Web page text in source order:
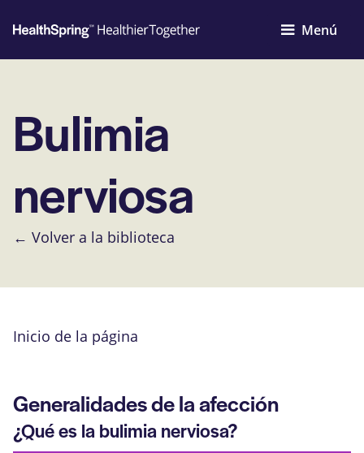
Menú
Bulimia
nerviosa
← Volver a la biblioteca
Inicio de la página
Generalidades de la afección
¿Qué es la bulimia nerviosa?